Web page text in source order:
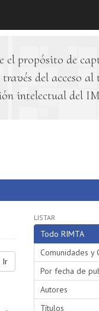
el propósito de
del acceso al
intelectual del
Ir
LISTAR
Todo RIMTA
Comunidades y
Por fecha de
Autores
Títulos